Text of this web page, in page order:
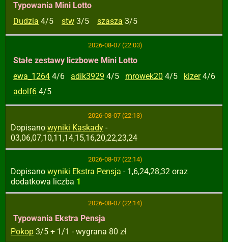
Typowania Mini Lotto
Dudzia 4/5 stw 3/5 szasza 3/5
2026-08-07 (22:03)
Stałe zestawy liczbowe Mini Lotto
ewa_1264 4/6 adik3929 4/5 mrowek20 4/5 kizer4/6
adolf6 4/5
2026-08-07 (22:13)
Dopisano wyniki Kaskady -
03,06,07,10,11,14,15,16,20,22,23,24
2026-08-07 (22:14)
Dopisano wyniki Ekstra Pensja - 1,6,24,28,32 oraz
dodatkowa liczba 1
2026-08-07 (22:14)
Typowania Ekstra Pensja
Pokop 3/5 + 1/1 - wygrana 80 zł